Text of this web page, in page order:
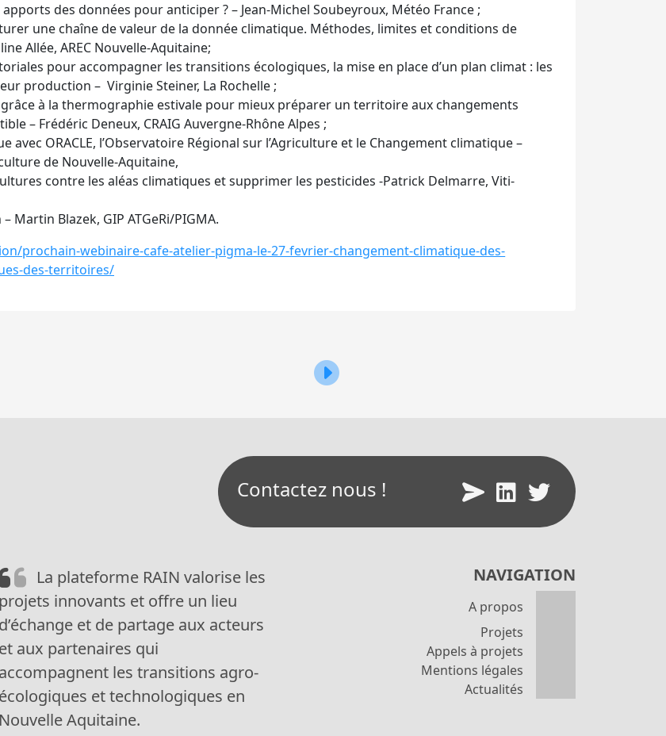
des données pour anticiper ? – Jean-Michel Soubeyroux, Météo France ;
une chaîne de valeur de la donnée climatique. Méthodes, limites et conditions de
Allée, AREC Nouvelle-Aquitaine;
pour accompagner les transitions écologiques, la mise en place d’un plan climat : les
production – Virginie Steiner, La Rochelle ;
à la thermographie estivale pour mieux préparer un territoire aux changements
– Frédéric Deneux, CRAIG Auvergne-Rhône Alpes ;
ORACLE, l’Observatoire Régional sur l’Agriculture et le Changement climatique –
de Nouvelle-Aquitaine,
contre les aléas climatiques et supprimer les pesticides -Patrick Delmarre, Viti-
Martin Blazek, GIP ATGeRi/PIGMA.
prochain-webinaire-cafe-atelier-pigma-le-27-fevrier-changement-climatique-des-
des-territoires/
en agriculture au cœur de l’Europe Agrinovembre : Un forum « Innovations pour l’agriculture
Contactez nous !
La plateforme RAIN valorise les
projets innovants et offre un lieu
d’échange et de partage aux acteurs
et aux partenaires qui
accompagnent les transitions agro-
écologiques et technologiques en
Nouvelle Aquitaine.
NAVIGATION
A propos
Projets
Appels à projets
Mentions légales
Actualités